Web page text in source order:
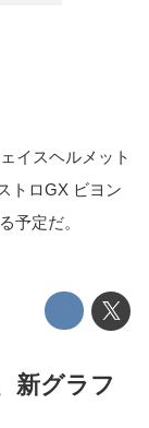
イスヘルメット
トロGX ビヨン
予定だ。
新グラフ